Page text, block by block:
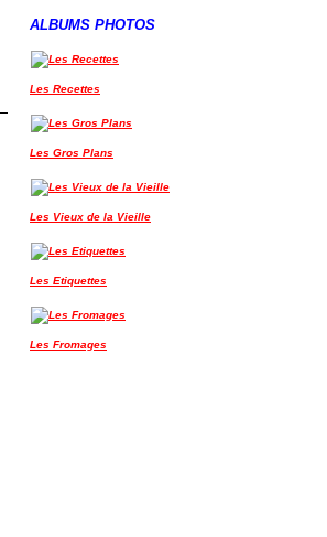
ALBUMS PHOTOS
Les Recettes
Les Gros Plans
Les Vieux de la Vieille
Les Etiquettes
Les Fromages